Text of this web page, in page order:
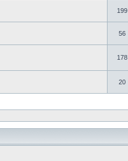
199
56
178
20